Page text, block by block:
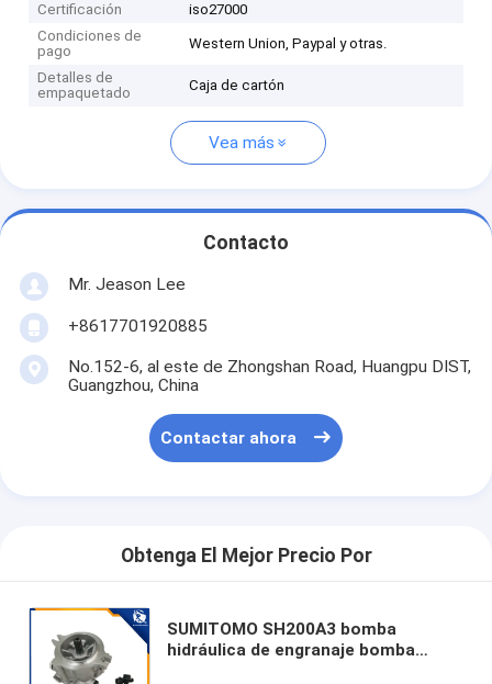
Certificación
iso27000
Condiciones de
pago
Western Union, Paypal y otras.
Detalles de
empaquetado
Caja de cartón
Vea más
Contacto
Mr. Jeason Lee
+8617701920885
No.152-6, al este de Zhongshan Road, Huangpu DIST,
Guangzhou, China
Contactar ahora
Obtenga El Mejor Precio Por
SUMITOMO SH200A3 bomba
hidráulica de engranaje bomba